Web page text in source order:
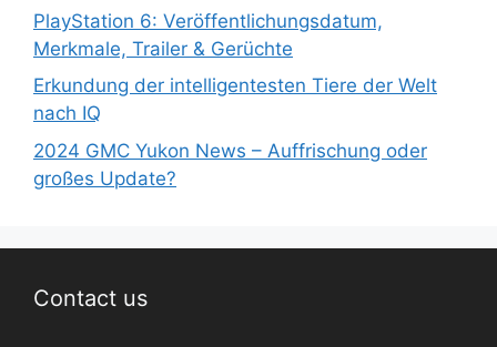
PlayStation 6: Veröffentlichungsdatum,
Merkmale, Trailer & Gerüchte
Erkundung der intelligentesten Tiere der Welt
nach IQ
2024 GMC Yukon News – Auffrischung oder
großes Update?
Contact us